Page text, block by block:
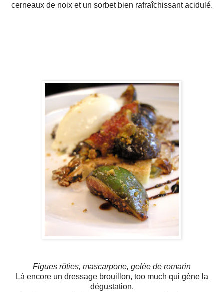
cerneaux de noix et un sorbet bien rafraîchissant acidulé.
Figues rôties, mascarpone, gelée de romarin
Là encore un dressage brouillon, too much qui gène la
dégustation.